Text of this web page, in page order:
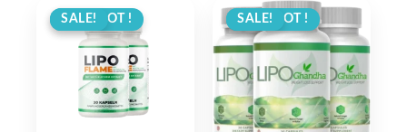
ANGEBOT !
SALE! ANGEBOT !
SALE!